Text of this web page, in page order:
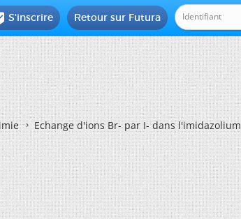
Retour sur Futura
S'inscrire
Echange d'ions Br- par I- dans l'imidazolium